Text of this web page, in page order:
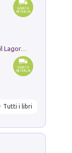
Tutti i libri